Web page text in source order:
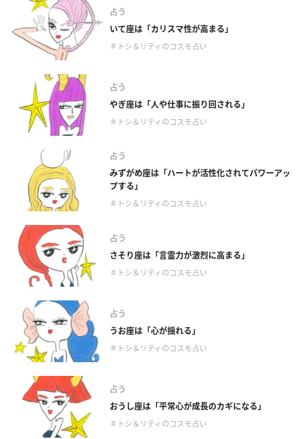
占う
いて座は「カリスマ性が高まる」
＃トシ＆リティのコスモ占い
占う
やぎ座は「人や仕事に振り回される」
＃トシ＆リティのコスモ占い
占う
みずがめ座は「ハートが活性化されてパワーアッ
プする」
＃トシ＆リティのコスモ占い
占う
さそり座は「言霊力が激烈に高まる」
＃トシ＆リティのコスモ占い
占う
うお座は「心が揺れる」
＃トシ＆リティのコスモ占い
占う
おうし座は「平常心が成長のカギになる」
＃トシ＆リティのコスモ占い